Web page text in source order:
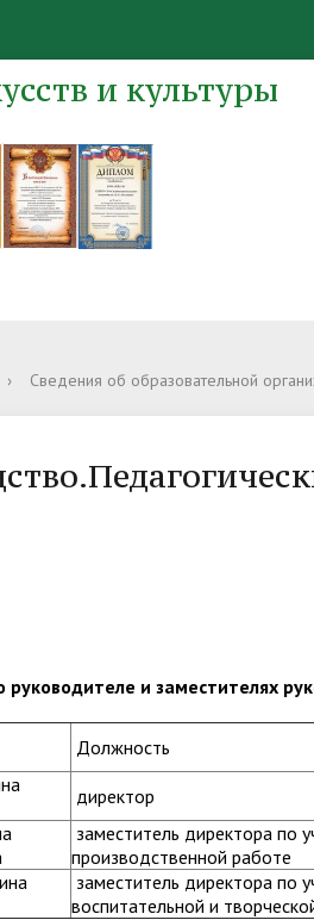
и культуры
› Сведения об образовательной
и заместителях
Должность
директор
заместитель директора по
производственной работе
заместитель директора по
воспитательной и